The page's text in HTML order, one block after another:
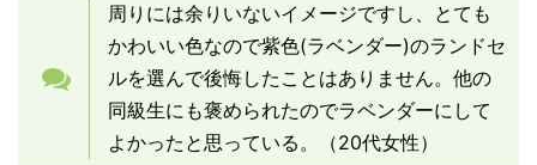
周りには余りいないイメージですし、とても
かわいい色なので紫色(ラベンダー)のランドセ
ルを選んで後悔したことはありません。他の
同級生にも褒められたのでラベンダーにして
よかったと思っている。（20代女性）